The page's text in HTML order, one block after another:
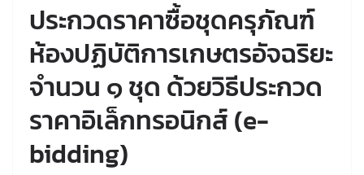
ประกวดราคาซื้อชุดครุภัณฑ์
ห้องปฏิบัติการเกษตรอัจฉริยะ
จำนวน ๑ ชุด ด้วยวิธีประกวด
ราคาอิเล็กทรอนิกส์ (e-
bidding)